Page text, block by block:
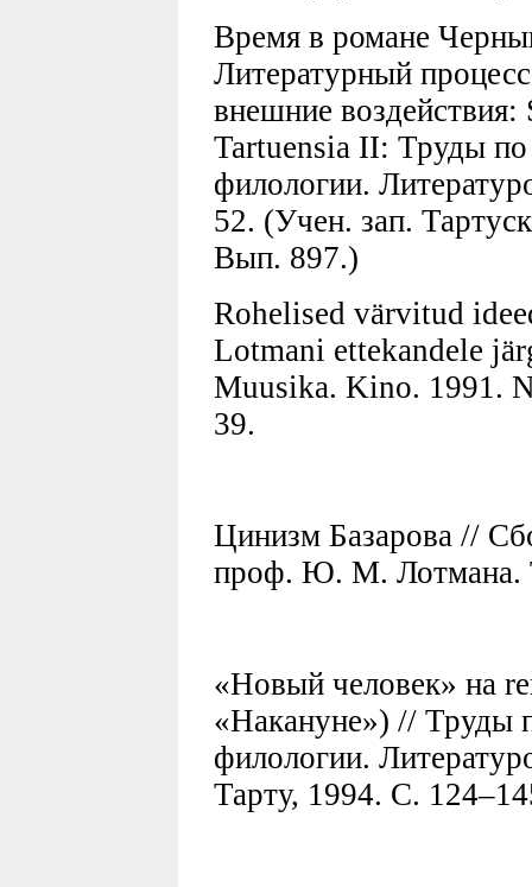
Время в романе
Литературный
внешние
Tartuensia II: Труды по
филологии.
52. (Учен. зап.
Вып. 897.)
Rohelised värvitud
Lotmani ettekandele
Muusika. Kino. 1991.
39.
Цинизм Базарова //
проф. Ю. М. Лотмана.
«Новый человек» на
«Накануне») // Труды
филологии.
Тарту, 1994. C.